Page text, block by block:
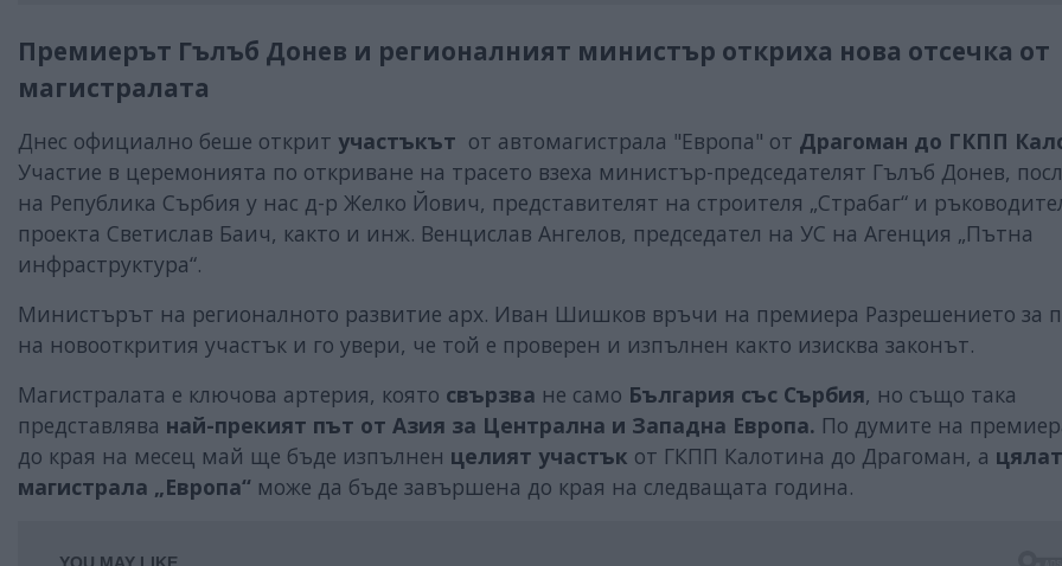
Премиерът Гълъб Донев и регионалният министър откриха нова отсечка от
магистралата
Днес официално беше открит участъкът от автомагистрала "Европа" от Драгоман до ГКПП
Участие в церемонията по откриване на трасето взеха министър-председателят Гълъб Донев,
на Република Сърбия у нас д-р Желко Йович, представителят на строителя „Стpaбaг“ и
проекта Светислав Баич, както и инж. Венцислав Ангелов, председател на УС на Агенция „Пътна
инфраструктура“.
Министърът на регионалното развитие арх. Иван Шишков връчи на премиера Разрешението за
на новооткрития участък и го увери, че той е проверен и изпълнен както изисква законът.
Магистралата е ключова артерия, която свързва не само България със Сърбия, но също така
представлява най-прекият път от Азия за Централна и Западна Европа. По думите на
до края на месец май ще бъде изпълнен целият участък от ГКПП Калотина до Драгоман, а
магистрала „Европа“ може да бъде завършена до края на следващата година.